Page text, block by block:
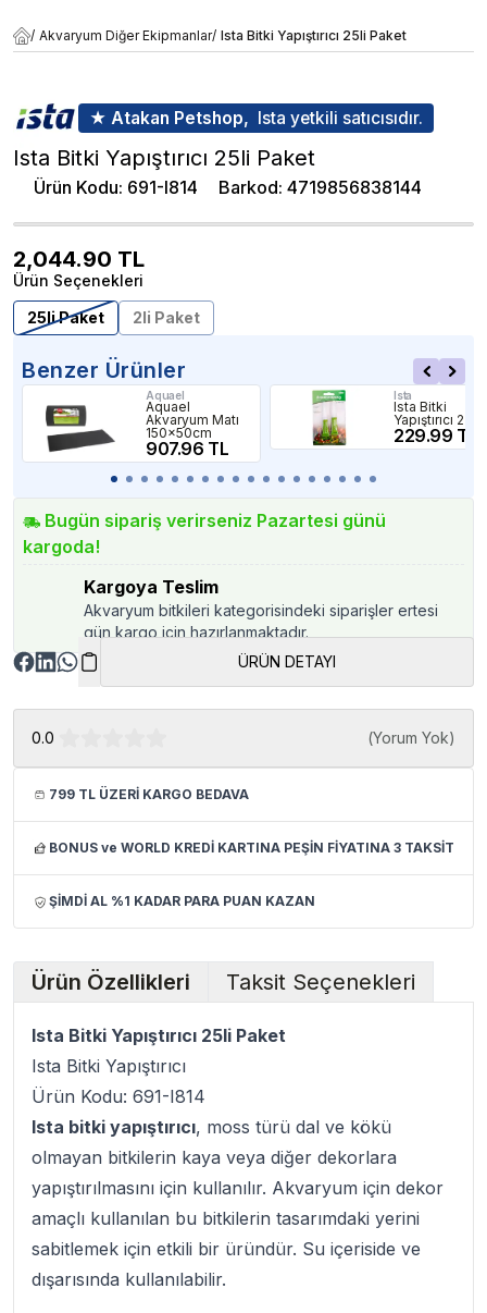
/ Akvaryum Diğer Ekipmanlar/ Ista Bitki Yapıştırıcı 25li Paket
★ Atakan Petshop, Ista yetkili satıcısıdır.
Ista Bitki Yapıştırıcı 25li Paket
Ürün Kodu: 691-I814 Barkod: 4719856838144
2,044.90 TL
Ürün Seçenekleri
25li Paket
2li Paket
Benzer Ürünler
Aquael
Aquael
Akvaryum Matı
150x50cm
907.96 TL
Ista
Ista Bitki
Yapıştırıcı 2 Li
229.99 TL
Bugün sipariş verirseniz Pazartesi günü
kargoda!
Kargoya Teslim
Akvaryum bitkileri kategorisindeki siparişler ertesi
gün kargo için hazırlanmaktadır.
ÜRÜN DETAYI
0.0 (Yorum Yok)
799 TL ÜZERİ KARGO BEDAVA
BONUS ve WORLD KREDİ KARTINA PEŞİN FİYATINA 3 TAKSİT
ŞİMDİ AL %1 KADAR PARA PUAN KAZAN
Ürün Özellikleri Taksit Seçenekleri
Ista Bitki Yapıştırıcı 25li Paket
Ista Bitki Yapıştırıcı
Ürün Kodu: 691-I814
Ista bitki yapıştırıcı, moss türü dal ve kökü
olmayan bitkilerin kaya veya diğer dekorlara
yapıştırılmasını için kullanılır. Akvaryum için dekor
amaçlı kullanılan bu bitkilerin tasarımdaki yerini
sabitlemek için etkili bir üründür. Su içeriside ve
dışarısında kullanılabilir.